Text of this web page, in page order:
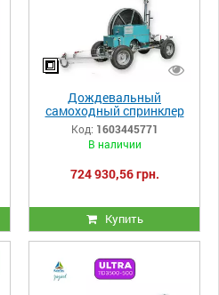
Дождевальный
самоходный спринклер
Irriforce ECO TD3000-300
Код: 1603445771
В наличии
724 930,56 грн.
Купить